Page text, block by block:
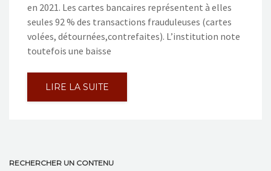
en 2021. Les cartes bancaires représentent à elles
seules 92 % des transactions frauduleuses (cartes
volées, détournées,contrefaites). L’institution note
toutefois une baisse
LIRE LA SUITE
RECHERCHER UN CONTENU